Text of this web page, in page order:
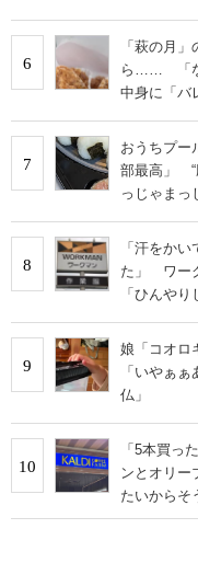
6
「萩の月
ら…… 「な
中身に「バ
7
おうちプ
部最高」 “
っじゃまっ
8
「汗をか
た」 ワー
「ひんや
9
娘「コオロ
「いやぁ
仏」
10
「5本買っ
ンとオリー
たいからそ
で食べられ